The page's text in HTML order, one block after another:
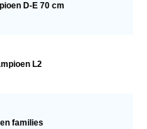
D-E 70 cm
L2
families